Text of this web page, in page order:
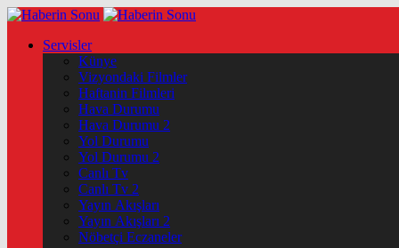
Servisler
Künye
Vizyondaki Filmler
Haftanin Filmleri
Hava Durumu
Hava Durumu 2
Yol Durumu
Yol Durumu 2
Canlı Tv
Canlı Tv 2
Yayın Akışları
Yayın Akışları 2
Nöbetçi Eczaneler